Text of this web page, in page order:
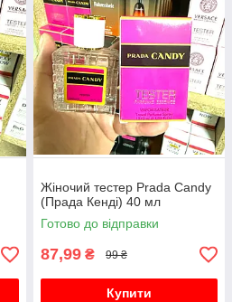
Жіночий тестер Prada Candy
(Прада Кенді) 40 мл
Готово до відправки
87,99 ₴ 99 ₴
Купити